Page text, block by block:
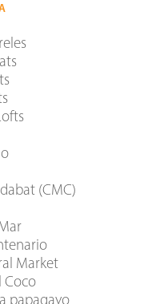
(CMC)
Market
Coco
papagayo